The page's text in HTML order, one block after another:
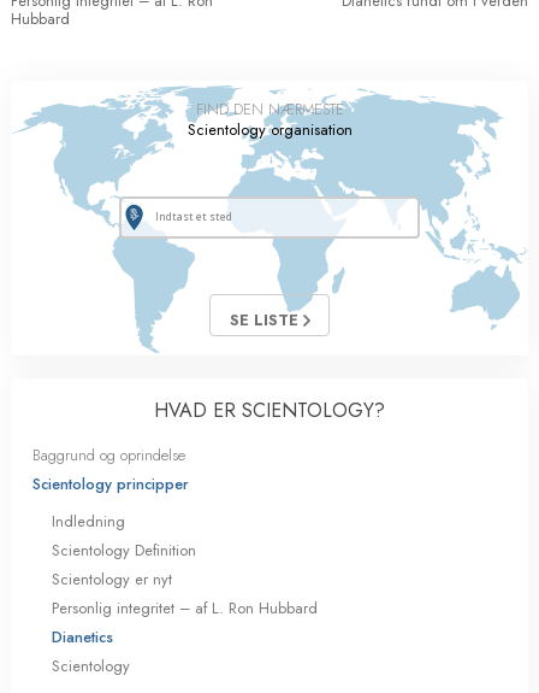
Hubbard
FIND DEN NÆRMESTE
Scientology organisation
SE LISTE
HVAD ER SCIENTOLOGY?
Baggrund og oprindelse
Scientology principper
Indledning
Scientology Definition
Scientology er nyt
Personlig integritet – af L. Ron Hubbard
Dianetics
Scientology